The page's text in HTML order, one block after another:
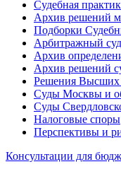
Судебная
Архив решений
Подборки
Арбитражный
Архив
Архив решений
Решения Высших
Суды Москвы и
Суды
Налоговые споры
Перспективы и
Консультации для